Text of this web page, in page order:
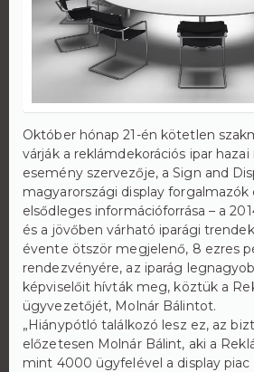
Október hónap 21-én kötetlen
várják a reklámdekorációs ipar
esemény szervezője, a Sign and
magyarországi display forgalmazók
elsődleges információforrása – a
és a jövőben várható iparági
évente ötször megjelenő, 8 ezres
rendezvényére, az iparág
képviselőit hívták meg, köztük a
ügyvezetőjét, Molnár Bálintot.
„Hiánypótló találkozó lesz ez, az
előzetesen Molnár Bálint, aki a
mint 4000 ügyfelével a display